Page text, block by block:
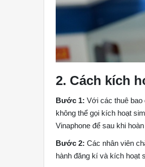
2. Cách kích
Bước 1: Với các thuê bao
không thể gọi kích hoạt
Vinaphone để sau khi
Bước 2: Các nhân viên
hành đăng kí và kích hoạt